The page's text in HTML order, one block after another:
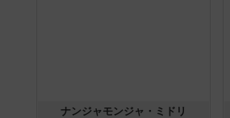
ナンジャモンジャ・ミドリ